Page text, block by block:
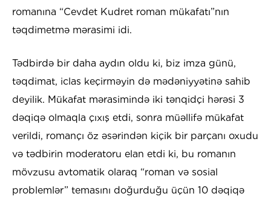
romanına “Cevdet Kudret roman mükafatı”nın
təqdimetmə mərasimi idi.
Tədbirdə bir daha aydın oldu ki, biz imza günü,
təqdimat, iclas keçirməyin də mədəniyyətinə sahib
deyilik. Mükafat mərasimində iki tənqidçi hərəsi 3
dəqiqə olmaqla çıxış etdi, sonra müəllifə mükafat
verildi, romançı öz əsərindən kiçik bir parçanı oxudu
və tədbirin moderatoru elan etdi ki, bu romanın
mövzusu avtomatik olaraq “roman və sosial
problemlər” temasını doğurduğu üçün 10 dəqiqə